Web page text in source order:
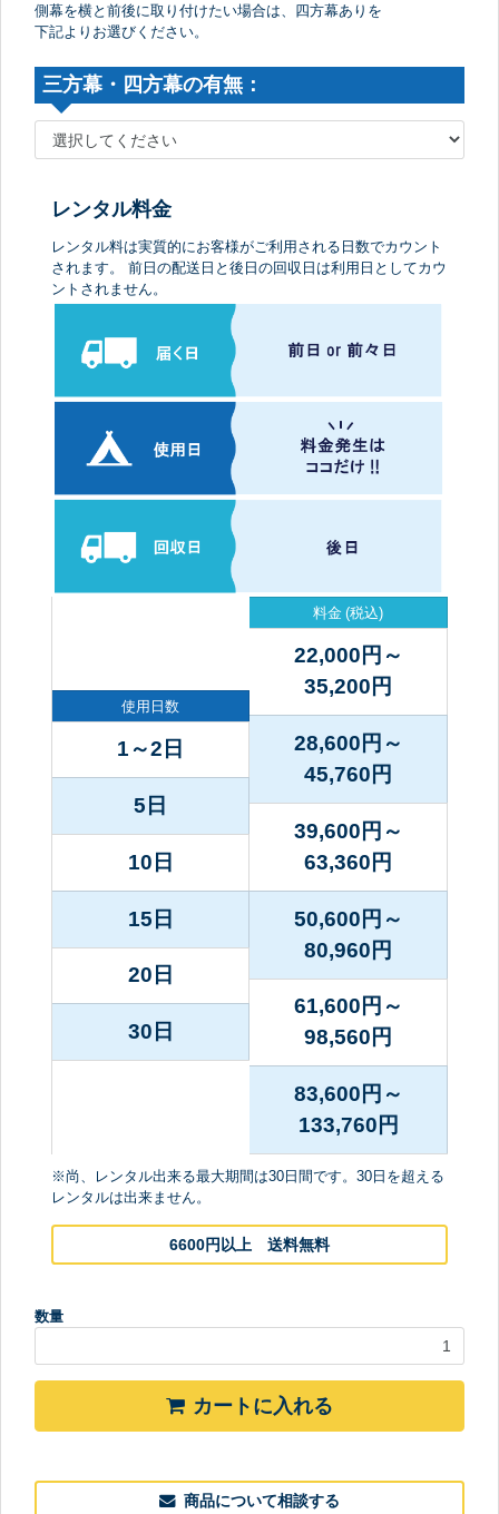
側幕を横と前後に取り付けたい場合は、四方幕ありを
下記よりお選びください。
三方幕・四方幕の有無：
レンタル料金
レンタル料は実質的にお客様がご利用される日数でカウント
されます。 前日の配送日と後日の回収日は利用日としてカウ
ントされません。
使用日数
1～2日
5日
10日
15日
20日
30日
料金 (税込)
22,000円～
35,200 円
28,600円～
45,760 円
39,600円～
63,360 円
50,600円～
80,960 円
61,600円～
98,560 円
83,600円～
133,760 円
※尚、レンタル出来る最大期間は30日間です。30日を超える
レンタルは出来ません。
6600円以上 送料無料
数量
カートに入れる
商品について相談する